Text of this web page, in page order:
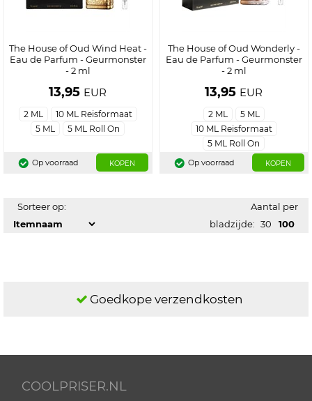
The House of Oud Wind Heat -
Eau de Parfum - Geurmonster
- 2 ml
13,95 EUR
2 ML
10 ML Reisformaat
5 ML
5 ML Roll On
Op voorraad KOPEN
The House of Oud Wonderly -
Eau de Parfum - Geurmonster
- 2 ml
13,95 EUR
2 ML
5 ML
10 ML Reisformaat
5 ML Roll On
Op voorraad KOPEN
Sorteer op:
Aantal per
bladzijde: 30 100
Goedkope verzendkosten
COOLPRISER.NL